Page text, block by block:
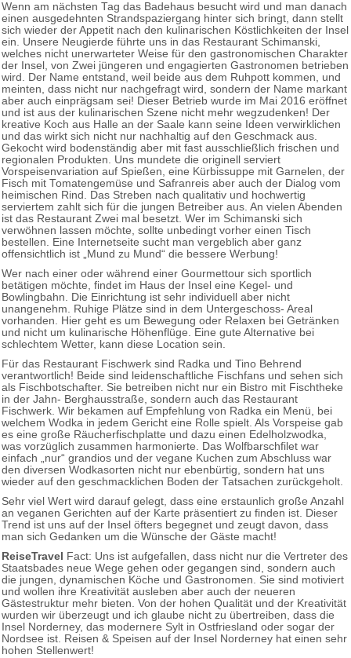
Wenn am nächsten Tag das Badehaus besucht wird und man danach
einen ausgedehnten Strandspaziergang hinter sich bringt, dann stellt
sich wieder der Appetit nach den kulinarischen Köstlichkeiten der Insel
ein. Unsere Neugierde führte uns in das Restaurant Schimanski,
welches nicht unerwarteter Weise für den gastronomischen Charakter
der Insel, von Zwei jüngeren und engagierten Gastronomen betrieben
wird. Der Name entstand, weil beide aus dem Ruhpott kommen, und
meinten, dass nicht nur nachgefragt wird, sondern der Name markant
aber auch einprägsam sei! Dieser Betrieb wurde im Mai 2016 eröffnet
und ist aus der kulinarischen Szene nicht mehr wegzudenken! Der
kreative Koch aus Halle an der Saale kann seine Ideen verwirklichen
und das wirkt sich nicht nur nachhaltig auf den Geschmack aus.
Gekocht wird bodenständig aber mit fast ausschließlich frischen und
regionalen Produkten. Uns mundete die originell serviert
Vorspeisenvariation auf Spießen, eine Kürbissuppe mit Garnelen, der
Fisch mit Tomatengemüse und Safranreis aber auch der Dialog vom
heimischen Rind. Das Streben nach qualitativ und hochwertig
serviertem zahlt sich für die jungen Betreiber aus. An vielen Abenden
ist das Restaurant Zwei mal besetzt. Wer im Schimanski sich
verwöhnen lassen möchte, sollte unbedingt vorher einen Tisch
bestellen. Eine Internetseite sucht man vergeblich aber ganz
offensichtlich ist „Mund zu Mund“ die bessere Werbung!
Wer nach einer oder während einer Gourmettour sich sportlich
betätigen möchte, findet im Haus der Insel eine Kegel- und
Bowlingbahn. Die Einrichtung ist sehr individuell aber nicht
unangenehm. Ruhige Plätze sind in dem Untergeschoss- Areal
vorhanden. Hier geht es um Bewegung oder Relaxen bei Getränken
und nicht um kulinarische Höhenflüge. Eine gute Alternative bei
schlechtem Wetter, kann diese Location sein.
Für das Restaurant Fischwerk sind Radka und Tino Behrend
verantwortlich! Beide sind leidenschaftliche Fischfans und sehen sich
als Fischbotschafter. Sie betreiben nicht nur ein Bistro mit Fischtheke
in der Jahn- Berghausstraße, sondern auch das Restaurant
Fischwerk. Wir bekamen auf Empfehlung von Radka ein Menü, bei
welchem Wodka in jedem Gericht eine Rolle spielt. Als Vorspeise gab
es eine große Räucherfischplatte und dazu einen Edelholzwodka,
was vorzüglich zusammen harmonierte. Das Wolfbarschfilet war
einfach „nur“ grandios und der vegane Kuchen zum Abschluss war
den diversen Wodkasorten nicht nur ebenbürtig, sondern hat uns
wieder auf den geschmacklichen Boden der Tatsachen zurückgeholt.
Sehr viel Wert wird darauf gelegt, dass eine erstaunlich große Anzahl
an veganen Gerichten auf der Karte präsentiert zu finden ist. Dieser
Trend ist uns auf der Insel öfters begegnet und zeugt davon, dass
man sich Gedanken um die Wünsche der Gäste macht!
ReiseTravel
Fact: Uns ist aufgefallen, dass nicht nur die Vertreter des
Staatsbades neue Wege gehen oder gegangen sind, sondern auch
die jungen, dynamischen Köche und Gastronomen. Sie sind motiviert
und wollen ihre Kreativität ausleben aber auch der neueren
Gästestruktur mehr bieten. Von der hohen Qualität und der Kreativität
wurden wir überzeugt und ich glaube nicht zu übertreiben, dass die
Insel Norderney, das modernere Sylt in Ostfriesland oder sogar der
Nordsee ist. Reisen & Speisen auf der Insel Norderney hat einen sehr
hohen Stellenwert!